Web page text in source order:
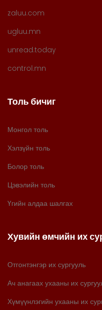
zaluu.com
ugluu.mn
unread.today
control.mn
Толь бичиг
Монгол толь
Хэлзүйн толь
Болор толь
Цэвэлийн толь
Үгийн алдаа шалгах
Хувийн өмчийн их
Отгонтэнгэр их сургууль
Ач анагаах ухааны их
Хүмүүнлэгийн ухааны их